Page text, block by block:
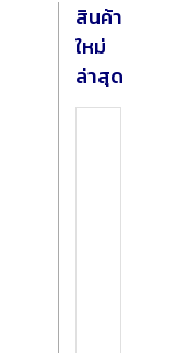
สินค้า
ใหม่
ล่าสุด